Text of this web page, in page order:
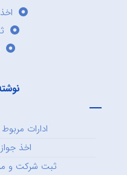
ادارات
اخذ
ثبت شرکت و